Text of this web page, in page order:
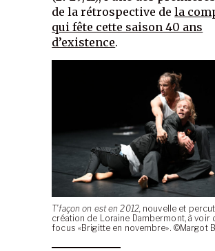
de la rétrospective dela
qui fête cette saison 40 ans
d’existence.
T’façon on est en 2012, nouvelle et
création de Loraine Dambermont, à voir
focus «Brigitte en novembre». ©Margot